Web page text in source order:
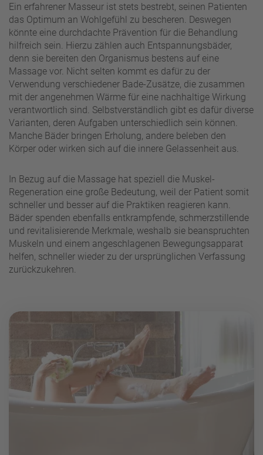
Ein erfahrener Masseur ist stets bestrebt, seinen Patienten
das Optimum an Wohlgefühl zu bescheren. Deswegen
könnte eine durchdachte Prävention für die Behandlung
hilfreich sein. Hierzu zählen auch Entspannungsbäder,
denn sie bereiten den Organismus bestens auf eine
Massage vor. Nicht selten kommt es dafür zu der
Verwendung verschiedener Bade-Zusätze, die zusammen
mit der angenehmen Wärme für eine nachhaltige Wirkung
verantwortlich sind. Selbstverständlich gibt es dafür diverse
Varianten, deren Aufgaben unterschiedlich sein können.
Manche Bäder bringen Erholung, andere beleben den
Körper oder wirken sich auf die innere Gelassenheit aus.
In Bezug auf die Massage hat speziell die Muskel-
Regeneration eine große Bedeutung, weil der Patient somit
schneller und besser auf die Praktiken reagieren kann.
Bäder spenden ebenfalls entkrampfende, schmerzstillende
und revitalisierende Merkmale, weshalb sie beanspruchten
Muskeln und einem angeschlagenen Bewegungsapparat
helfen, schneller wieder zu der ursprünglichen Verfassung
zurückzukehren.